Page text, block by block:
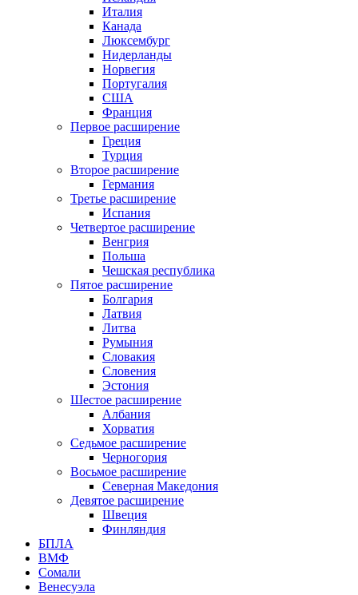
Италия
Канада
Люксембург
Нидерланды
Норвегия
Португалия
США
Франция
Первое расширение
Греция
Турция
Второе расширение
Германия
Третье расширение
Испания
Четвертое расширение
Венгрия
Польша
Чешская республика
Пятое расширение
Болгария
Латвия
Литва
Румыния
Словакия
Словения
Эстония
Шестое расширение
Албания
Хорватия
Седьмое расширение
Черногория
Восьмое расширение
Северная Македония
Девятое расширение
Швеция
Финляндия
БПЛА
ВМФ
Сомали
Венесуэла